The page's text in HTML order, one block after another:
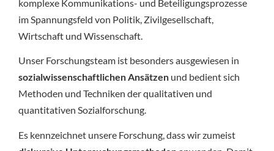
komplexe Kommunikations- und Beteiligungsprozesse
im Spannungsfeld von Politik, Zivilgesellschaft,
Wirtschaft und Wissenschaft.
Unser Forschungsteam ist besonders ausgewiesen in
sozialwissenschaftlichen Ansätzenund bedient sich
Methoden und Techniken der qualitativen und
quantitativen Sozialforschung.
Es kennzeichnet unsere Forschung, dass wir zumeist